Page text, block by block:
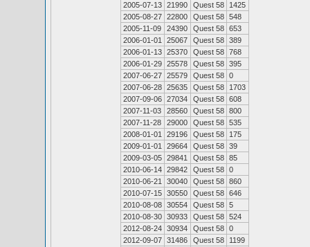
2005-07-13 21990 Quest 58
1425
2005-08-27 22800 Quest 58 548
2005-11-09
24390 Quest 58 653
2006-01-01
25067 Quest 58 389
2006-01-13 25370 Quest 58 768
2006-01-29 25578 Quest 58 395
2007-06-27 25579 Quest 58 0
2007-06-28 25635 Quest 58
1703
2007-09-06 27034 Quest 58 608
2007-11-03
28560 Quest 58 800
2007-11-28
29000 Quest 58 535
2008-01-01
29196 Quest 58
175
2009-01-01
29664 Quest 58 39
2009-03-05 29841 Quest 58 85
2010-06-14 29842 Quest 58 0
2010-06-21
30040 Quest 58 860
2010-07-15 30550 Quest 58 646
2010-08-08 30554 Quest 58 5
2010-08-30 30933 Quest 58 524
2012-08-24 30934 Quest 58 0
2012-09-07 31486 Quest 58
1199